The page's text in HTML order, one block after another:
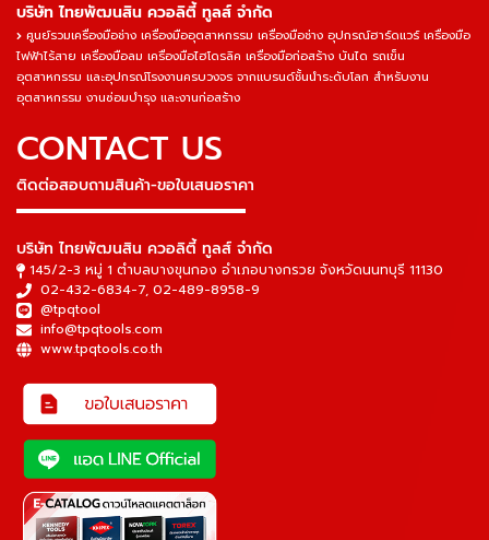
บริษัท ไทยพัฒนสิน ควอลิตี้ ทูลส์ จำกัด
ศูนย์รวมเครื่องมือช่าง เครื่องมืออุตสาหกรรม เครื่องมือช่าง อุปกรณ์ฮาร์ดแวร์ เครื่องมือ
ไฟฟ้าไร้สาย เครื่องมือลม เครื่องมือไฮโดรลิค เครื่องมือก่อสร้าง บันได รถเข็น
อุตสาหกรรม และอุปกรณ์โรงงานครบวงจร จากแบรนด์ชั้นนำระดับโลก สำหรับงาน
อุตสาหกรรม งานซ่อมบำรุง และงานก่อสร้าง
CONTACT US
ติดต่อสอบถามสินค้า-ขอใบเสนอราคา
▬▬▬▬▬▬▬▬▬▬▬▬▬▬▬
บริษัท ไทยพัฒนสิน ควอลิตี้ ทูลส์ จำกัด
145/2-3 หมู่ 1 ตำบลบางขุนกอง อำเภอบางกรวย จังหวัดนนทบุรี 11130
02-432-6834-7, 02-489-8958-9
@tpqtool
info@tpqtools.com
www.tpqtools.co.th